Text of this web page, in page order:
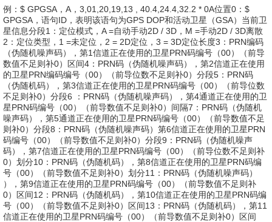
例：$ GPGSA，A，3,01,20,19,13 , 40.4,24.4,32.2 * 0A位置0：$
GPGSA，语句ID，表明该语句为GPS DOP和活动卫星（GSA）当前卫
星信息分段1：定位模式，A =自动手动2D / 3D，M =手动2D / 3D离散
2：定位类型，1 =未定位，2 = 2D定位，3 = 3D定位长度3：PRN编码
（伪随机噪声码），第1信道正在使用的卫星PRN码编号（00）（前导
数值不足则补0）区间4：PRN码（伪随机噪声码），第2信道正在使用
的卫星PRN编码编号（00）（前导位数不足则补0）分段5：PRN码
（伪随机码），第3信道正在使用的卫星PRN码编号（00）（前导位数
不足则补0）分段6 ：PRN码（伪随机噪声码），第4通道正在使用的卫
星PRN码编号（00）（前导数值不足则补0）间隔7：PRN码（伪随机
噪声码），第5通道正在使用的卫星PRN码编号（00）（前导数值不足
则补0）分段8：PRN码（伪随机噪声码）第6信道正在使用的卫星PRN
码编号（00）（前导数值不足则补0）分段9：PRN码（伪随机噪声
码），第7信道正在使用的卫星PRN码编号（00）（前导位数不足则补
0）划分10：PRN码（伪随机码），第8信道正在使用的卫星PRN码编
号（00）（前导数值不足则补0）划分11：PRN码（伪随机噪声码）
），第9信道正在使用的卫星PRN码编号（00）（前导数值不足则补
0）区间12：PRN码（伪随机码），第10信道正在使用的卫星PRN码编
号（00）（前导数值不足则补0）区间13：PRN码（伪随机码），第11
信道正在使用的卫星PRN码编号（00）（前导数值不足则补0）区间